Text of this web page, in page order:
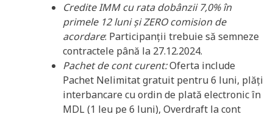
Credite IMM cu rata dobânzii 7,0% în
primele 12 luni și ZERO comision de
acordare: Participanții trebuie să semneze
contractele până la 27.12.2024.
Pachet de cont curent:Oferta include
Pachet Nelimitat gratuit pentru 6 luni, plăți
interbancare cu ordin de plată electronic în
MDL (1 leu pe 6 luni), Overdraft la cont